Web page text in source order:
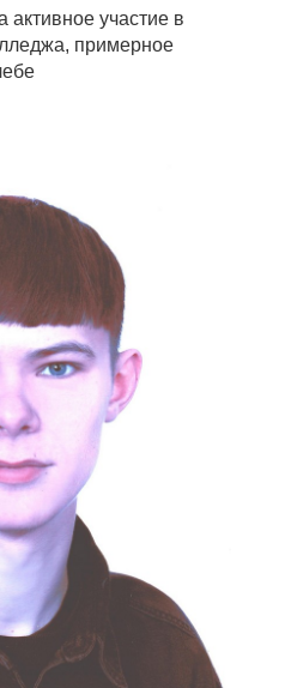
участие в
примерное